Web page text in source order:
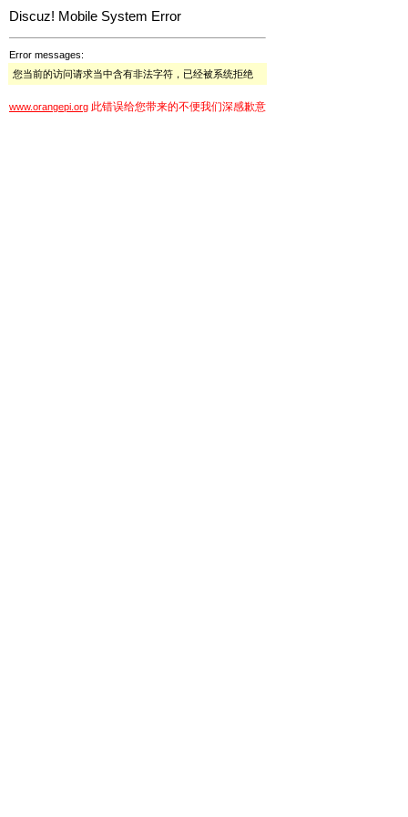
Discuz! Mobile System Error
Error messages:
您当前的访问请求当中含有非法字符，已经被系统拒绝
www.orangepi.org 此错误给您带来的不便我们深感歉意